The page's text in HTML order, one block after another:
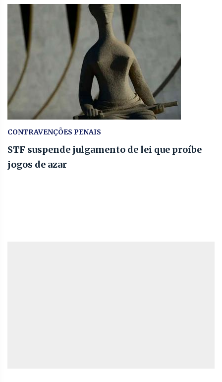
CONTRAVENÇÕES PENAIS
STF suspende julgamento de lei que proíbe
jogos de azar